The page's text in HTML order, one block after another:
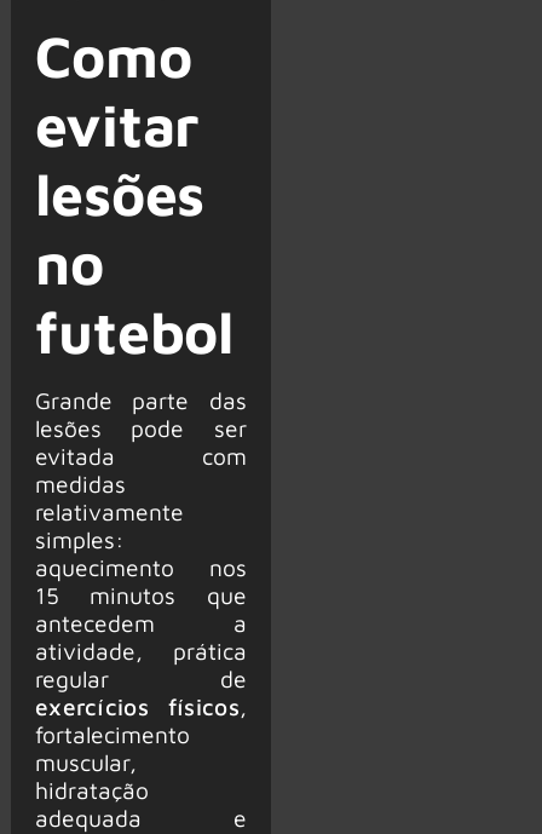
Como
evitar
lesões
no
futebol
Grande parte das
lesões pode ser
evitada com
medidas
relativamente
simples:
aquecimento nos
15 minutos que
antecedem a
atividade, prática
regular de
exercícios físicos,
fortalecimento
muscular,
hidratação
adequada e